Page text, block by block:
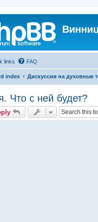
links FAQ
index Дискуссии на духовные
Что с ней будет?